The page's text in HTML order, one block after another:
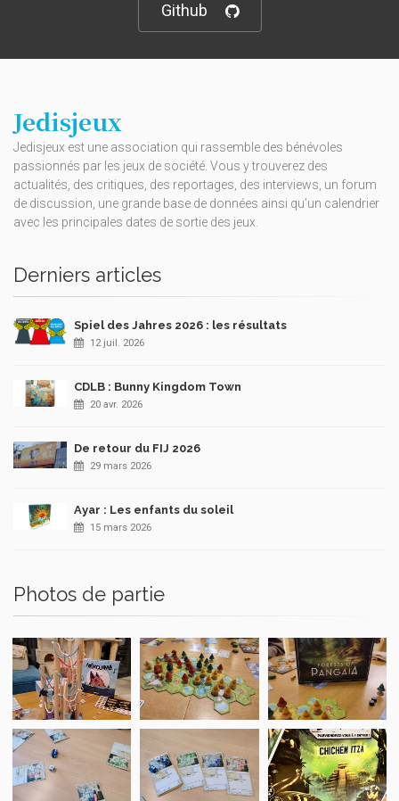
Github
Jedisjeux
Jedisjeux est une association qui rassemble des bénévoles
passionnés par les jeux de société. Vous y trouverez des
actualités, des critiques, des reportages, des interviews, un forum
de discussion, une grande base de données ainsi qu’un calendrier
avec les principales dates de sortie des jeux.
Derniers articles
Spiel des Jahres 2026 : les résultats
12 juil. 2026
CDLB : Bunny Kingdom Town
20 avr. 2026
De retour du FIJ 2026
29 mars 2026
Ayar : Les enfants du soleil
15 mars 2026
Photos de partie